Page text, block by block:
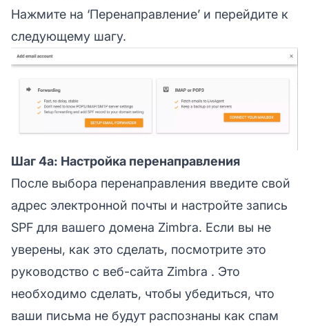
Нажмите на ‘Перенаправление’ и перейдите к
следующему шагу.
Шаг 4a: Настройка перенаправления
После выбора перенаправления введите свой
адрес электронной почты и настройте запись
SPF для вашего домена Zimbra. Если вы не
уверены, как это сделать, посмотрите это
руководство с веб-сайта Zimbra . Это
необходимо сделать, чтобы убедиться, что
ваши письма не будут распознаны как спам